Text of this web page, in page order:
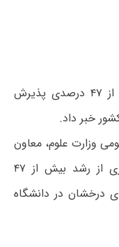
معاون آموزشی وزیر علوم از رشد بیش از ۴۷ درصدی پذیرش
وزارت علوم، معاون
آموزشی وزارت علوم، تحقیقات و فناوری از رشد بیش از ۴۷
درخشان در دانشگاه